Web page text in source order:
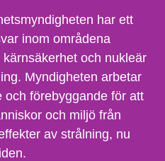
har ett
inom områdena
och nukleär
Myndigheten arbetar
och förebyggande för att
och miljö från
av strålning, nu